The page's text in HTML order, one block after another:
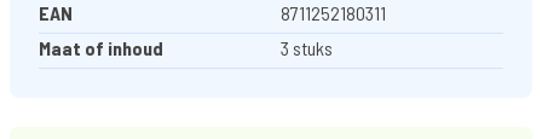
EAN
8711252180311
Maat of inhoud
3 stuks